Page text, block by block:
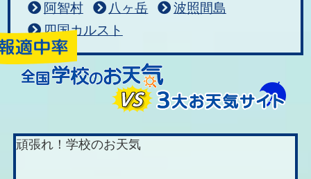
阿智村
八ヶ岳
波照間島
四国カルスト
頑張れ！学校のお天気